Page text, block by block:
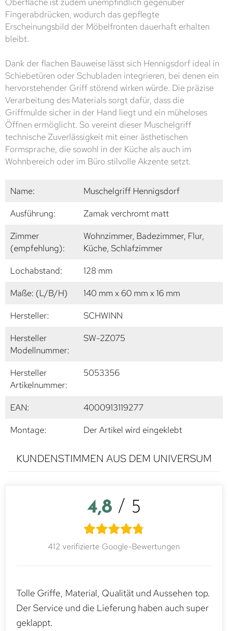
Fingerabdrücken, wodurch das gepflegte
Erscheinungsbild der Möbelfronten dauerhaft erhalten
bleibt.
Dank der flachen Bauweise lässt sich Hennigsdorf ideal in
Schiebetüren oder Schubladen integrieren, bei denen ein
hervorstehender Griff störend wirken würde. Die präzise
Verarbeitung des Materials sorgt dafür, dass die
Griffmulde sicher in der Hand liegt und ein müheloses
Öffnen ermöglicht. So vereint dieser Muschelgriff
technische Zuverlässigkeit mit einer ästhetischen
Formsprache, die sowohl in der Küche als auch im
Wohnbereich oder im Büro stilvolle Akzente setzt.
Name:
Muschelgriff Hennigsdorf
Ausführung:
Zamak verchromt matt
Zimmer
(empfehlung):
Wohnzimmer, Badezimmer, Flur,
Küche, Schlafzimmer
Lochabstand:
128 mm
Maße: (L/B/H)
140 mm x 60 mm x 16 mm
Hersteller:
SCHWINN
Hersteller
Modellnummer:
SW-2Z075
Hersteller
Artikelnummer:
5053356
EAN:
4000913119277
Montage:
Der Artikel wird eingeklebt
KUNDENSTIMMEN AUS DEM UNIVERSUM
4,8 / 5
412 verifizierte Google-Bewertungen
Tolle Griffe, Material, Qualität und Aussehen top.
Der Service und die Lieferung haben auch super
geklappt.